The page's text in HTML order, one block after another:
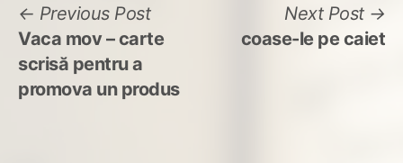
Navigare
în
articole
Previous PostPrevious
post:
Vaca mov – carte
scrisă pentru a
promova un produs
Next Post
coase-le pe caiet